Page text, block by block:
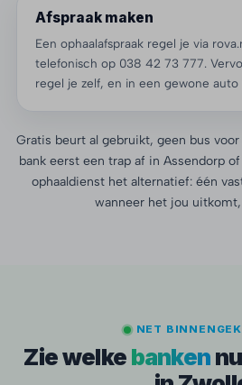
Afspraak maken
Een ophaalafspraak regel je via
telefonisch op 038 42 73 777.
regel je zelf, en in een gewone auto
Gratis beurt al gebruikt, geen bus
bank eerst een trap af in Assendorp
ophaaldienst het alternatief: één
wanneer het jou
NET
Zie welke banken